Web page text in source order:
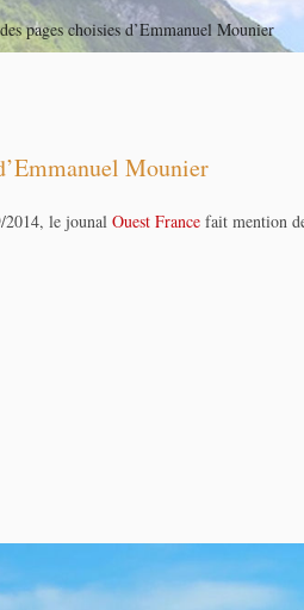
pages choisies d’Emmanuel Mounier
Mounier
2014, le jounal Ouest France fait mention